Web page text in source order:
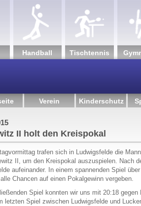
Hand­ball Tisch­tennis
Verein Kinderschutz
II holt den Kreispokal
trafen sich in Ludwigsfelde die
II, um den Kreispokal auszuspielen. Nach
aufeinander. In einem spannenden Spiel
Chancen auf einen Pokalgewinn vergeben.
Spiel konnten wir uns mit 20:18
letzten Spiel zwischen Ludwigsfelde und